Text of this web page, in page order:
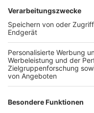
ersten Bäumen
seit fünf Jahren
am Hambacher Forst
Wasser entzogen
Schon nächstes
Manheim-alt. Hier soll